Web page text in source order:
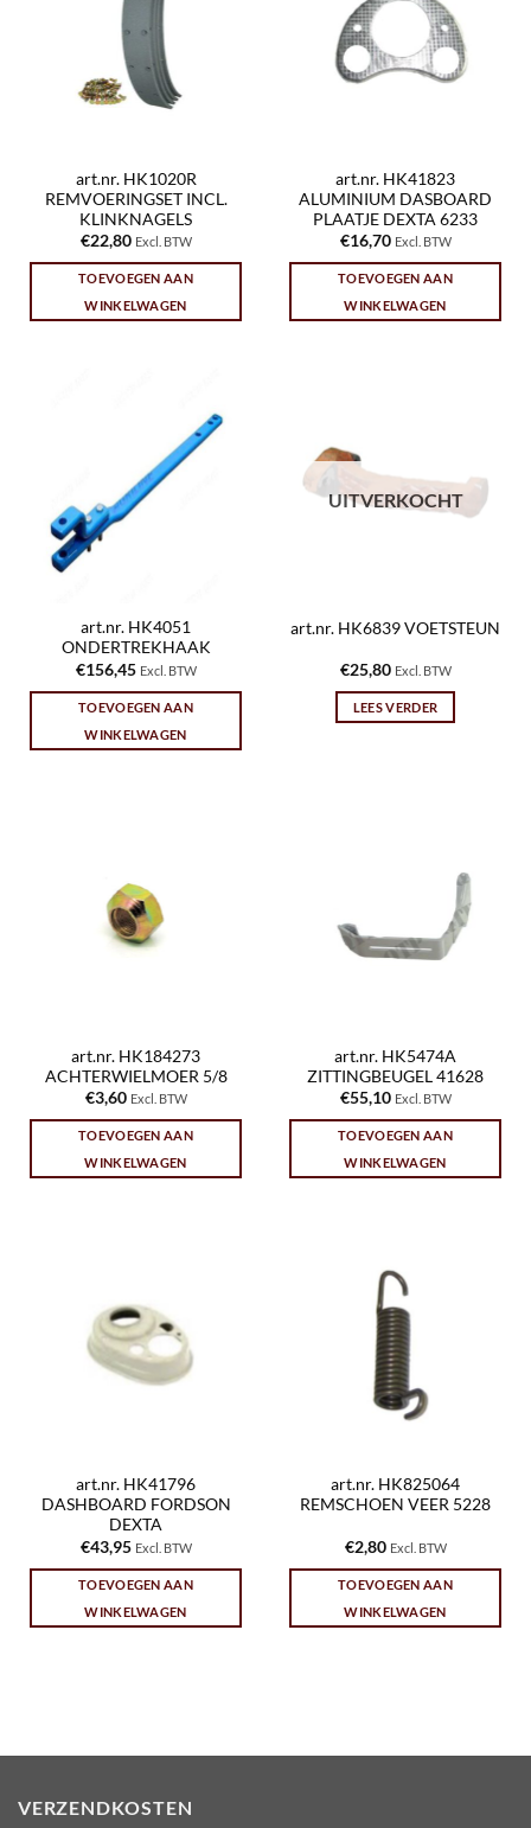
art.nr. HK1020R
REMVOERINGSET INCL.
KLINKNAGELS
€22,80 Excl. BTW
TOEVOEGEN AAN
WINKELWAGEN
art.nr. HK41823
ALUMINIUM DASBOARD
PLAATJE DEXTA 6233
€16,70 Excl. BTW
TOEVOEGEN AAN
WINKELWAGEN
art.nr. HK4051
ONDERTREKHAAK
€156,45 Excl. BTW
TOEVOEGEN AAN
WINKELWAGEN
UITVERKOCHT
art.nr. HK6839 VOETSTEUN
€25,80 Excl. BTW
LEES VERDER
art.nr. HK184273
ACHTERWIELMOER 5/8
€3,60 Excl. BTW
TOEVOEGEN AAN
WINKELWAGEN
art.nr. HK5474A
ZITTINGBEUGEL 41628
€55,10 Excl. BTW
TOEVOEGEN AAN
WINKELWAGEN
art.nr. HK41796
DASHBOARD FORDSON
DEXTA
€43,95 Excl. BTW
TOEVOEGEN AAN
WINKELWAGEN
art.nr. HK825064
REMSCHOEN VEER 5228
€2,80 Excl. BTW
TOEVOEGEN AAN
WINKELWAGEN
VERZENDKOSTEN